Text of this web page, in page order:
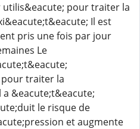
pour traiter la
Il est
pris une fois par jour
Le
traiter la
&eacute;t&eacute;
le risque de
et augmente